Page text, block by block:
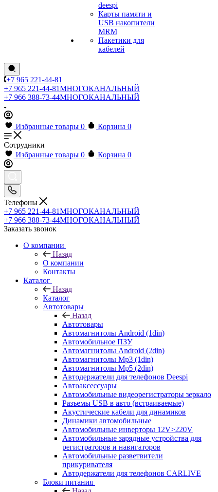
deespi
Карты памяти и
USB накопители
MRM
Пакетики для
кабелей
+7 965 221-44-81
+7 965 221-44-81МНОГОКАНАЛЬНЫЙ
+7 966 388-73-44МНОГОКАНАЛЬНЫЙ
Избранные товары 0 Корзина 0
Сотрудники
Избранные товары 0 Корзина 0
Телефоны
+7 965 221-44-81МНОГОКАНАЛЬНЫЙ
+7 966 388-73-44МНОГОКАНАЛЬНЫЙ
Заказать звонок
О компании
Назад
О компании
Контакты
Каталог
Назад
Каталог
Автотовары
Назад
Автотовары
Автомагнитолы Android (1din)
Автомобильное ПЗУ
Автомагнитолы Android (2din)
Автомагнитолы Mp3 (1din)
Автомагнитолы Mp5 (2din)
Автодержатели для телефонов Deespi
Автоаксессуары
Автомобильные видеорегистраторы зеркало
Разъемы USB в авто (встраиваемые)
Акустические кабели для динамиков
Динамики автомобильные
Автомобильные инверторы 12V>220V
Автомобильные зарядные устройства для
регистраторов и навигаторов
Автомобильные разветвители
прикуривателя
Автодержатели для телефонов CARLIVE
Блоки питания